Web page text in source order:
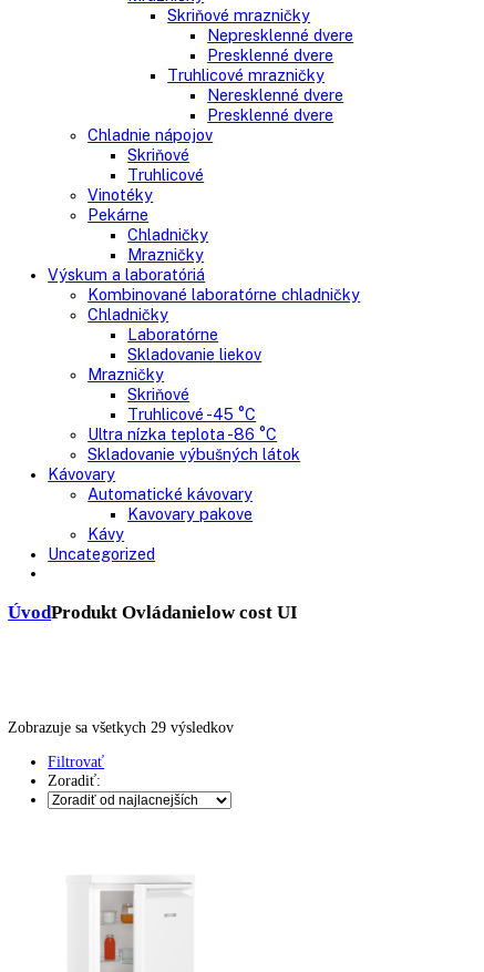
Gastro prevádzky
Kombinované chladničky
Chladničky
Nepresklenné dvere
Presklenné dvere
Mrazničky
Skriňové mrazničky
Truhlicové mrazničky
Chladnie nápojov
Skriňové
Truhlicové
Vinotéky
Pekárne
Chladničky
Mrazničky
Výskum a laboratóriá
Kombinované laboratórne chladničky
Chladničky
Laboratórne
Mrazničky
Truhlicové -45 °C
Kavovary pakove
Kávy
Uncategorized
Zobrazuje sa všetkych 29 výsledkov